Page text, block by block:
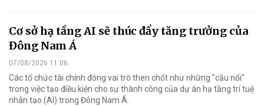
Cơ sở hạ tầng AI sẽ thúc đẩy tăng trưởng của
Đông Nam Á
07/08/2026 11:06
Các tổ chức tài chính đóng vai trò then chốt như những "cầu nối"
trong việc tạo điều kiện cho sự thành công của dự án hạ tầng trí tuệ
nhân tạo (AI) trong Đông Nam Á.